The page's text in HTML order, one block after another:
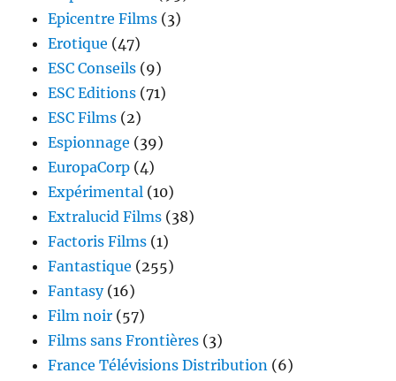
Epicentre Films (3)
Erotique (47)
ESC Conseils (9)
ESC Editions (71)
ESC Films (2)
Espionnage (39)
EuropaCorp (4)
Expérimental (10)
Extralucid Films (38)
Factoris Films (1)
Fantastique (255)
Fantasy(16)
Film noir (57)
Films sans Frontières (3)
France Télévisions Distribution (6)